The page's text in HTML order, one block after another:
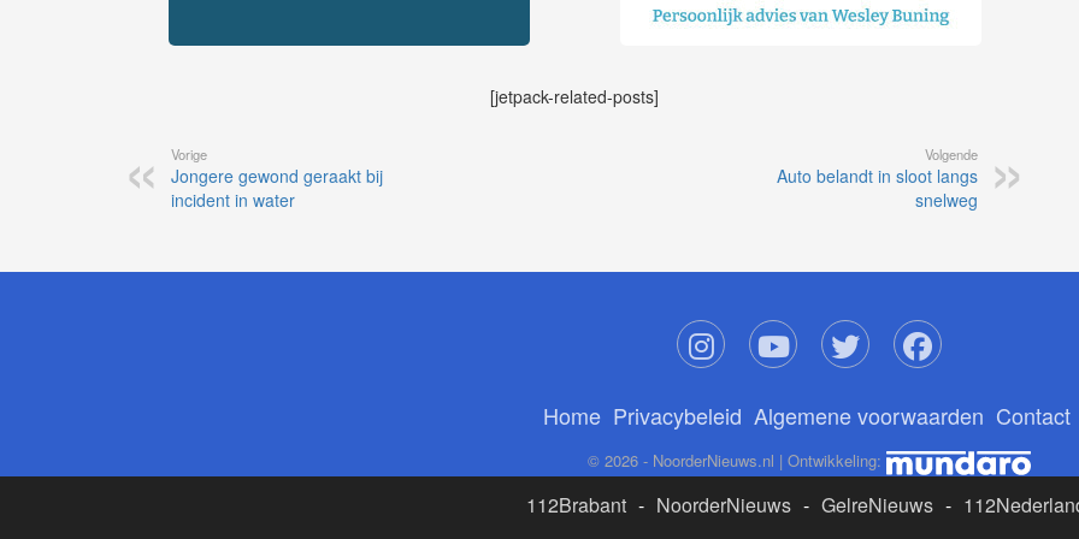
[jetpack-related-posts]
Vorige
Jongere gewond geraakt bij
incident in water
Volgende
Auto belandt in sloot langs
snelweg
Home Privacybeleid Algemene voorwaarden Contact
© 2026 - NoorderNieuws.nl | Ontwikkeling:
112Brabant - NoorderNieuws - GelreNieuws -